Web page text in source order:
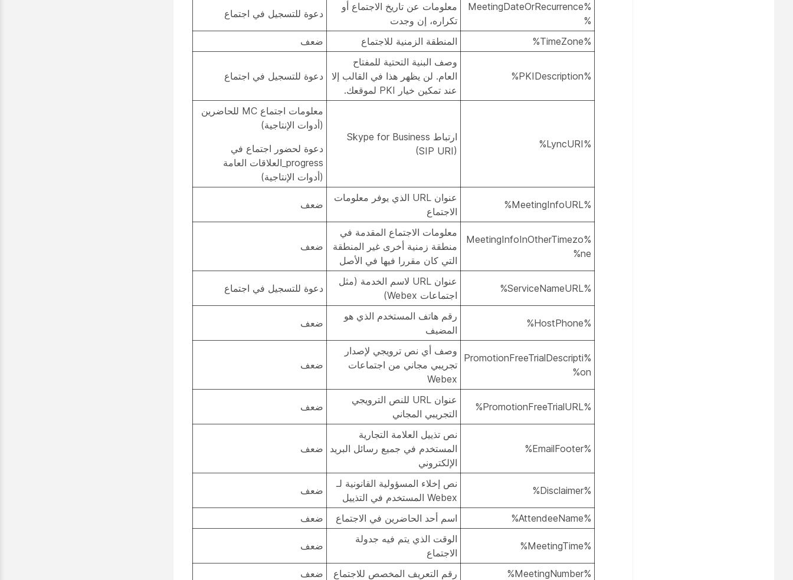
%MeetingDateOrRecurrence
%
معلومات عن تاريخ الاجتماع أو
تكراره، إن وجدت
دعوة للتسجيل في اجتماع
%TimeZone% المنطقة الزمنية للاجتماع ضعف
%PKIDescription%
وصف البنية التحتية للمفتاح
العام. لن يظهر هذا في القالب إلا
عند تمكين خيار PKI لموقعك.
دعوة للتسجيل في اجتماع
%LyncURI%
ارتباط Skype for Business
(SIP URI)
معلومات اجتماع MC للحاضرين
(أدوات الإنتاجية)
دعوة لحضور اجتماع في
progress_العلاقات العامة
(أدوات الإنتاجية)
%MeetingInfoURL%
عنوان URL الذي يوفر معلومات
الاجتماع
ضعف
%MeetingInfoInOtherTimezo
ne%
معلومات الاجتماع المقدمة في
منطقة زمنية أخرى غير المنطقة
التي كان مقررا فيها في الأصل
ضعف
%ServiceNameURL%
عنوان URL لاسم الخدمة (مثل
اجتماعات Webex)
دعوة للتسجيل في اجتماع
%HostPhone%
رقم هاتف المستخدم الذي هو
المضيف
ضعف
%PromotionFreeTrialDescripti
on%
وصف أي نص ترويجي لإصدار
تجريبي مجاني من اجتماعات
Webex
ضعف
%PromotionFreeTrialURL%
عنوان URL للنص الترويجي
التجريبي المجاني
ضعف
%EmailFooter%
نص تذييل العلامة التجارية
المستخدم في جميع رسائل البريد
الإلكتروني
ضعف
%Disclaimer%
نص إخلاء المسؤولية القانونية لـ
Webex المستخدم في التذييل
ضعف
%AttendeeName% اسم أحد الحاضرين في الاجتماع ضعف
%MeetingTime%
الوقت الذي يتم فيه جدولة
الاجتماع
ضعف
%MeetingNumber% رقم التعريف المخصص للاجتماع
ضعف